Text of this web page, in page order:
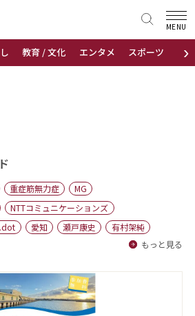
›
教育 / 文化 エンタメ スポーツ 地域
MENU
重症筋無力症
MG
NTTコミュニケーションズ
愛知 瀬戸康史
有村架純
もっと見る